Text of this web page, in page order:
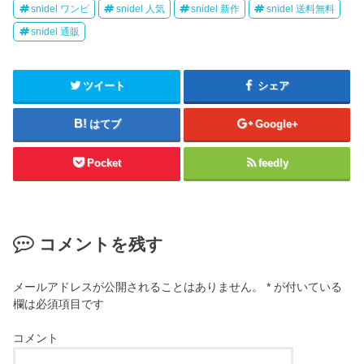
snidel ワンピ snidel 人気 snidel 新作 snidel 送料無料
snidel 通販
ツイート シェア
はてブ Google+
Pocket feedly
コメントを残す
メールアドレスが公開されることはありません。 * が付いている
欄は必須項目です
コメント